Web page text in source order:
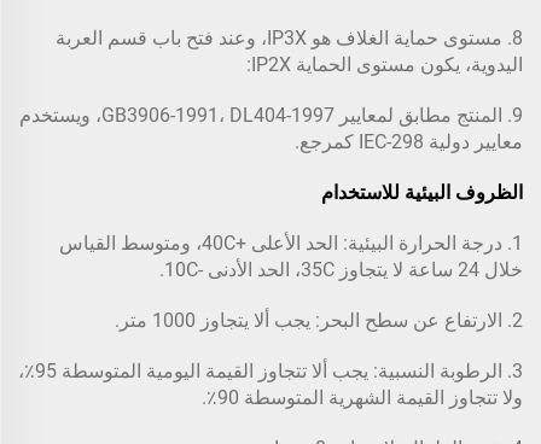
8. مستوى حماية الغلاف هو IP3X، وعند فتح باب قسم العربة
اليدوية، يكون مستوى الحماية IP2X:
9. المنتج مطابق لمعايير GB3906-1991، DL404-1997، ويستخدم
معايير دولية IEC-298 كمرجع.
الظروف البيئية للاستخدام
1. درجة الحرارة البيئية: الحد الأعلى +40C، ومتوسط القياس
خلال 24 ساعة لا يتجاوز 35C، الحد الأدنى -10C.
2. الارتفاع عن سطح البحر: يجب ألا يتجاوز 1000 متر.
3. الرطوبة النسبية: يجب ألا تتجاوز القيمة اليومية المتوسطة 95٪،
ولا تتجاوز القيمة الشهرية المتوسطة 90٪.